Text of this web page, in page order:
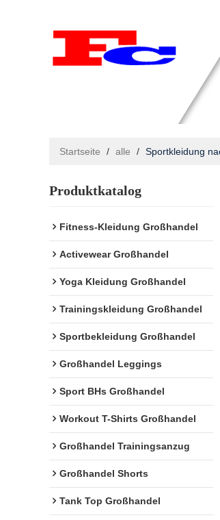
Startseite / alle / Sportkleidung
Produktkatalog
Fitness-Kleidung Großhandel
Activewear Großhandel
Yoga Kleidung Großhandel
Trainingskleidung Großhandel
Sportbekleidung Großhandel
Großhandel Leggings
Sport BHs Großhandel
Workout T-Shirts Großhandel
Großhandel Trainingsanzug
Großhandel Shorts
Tank Top Großhandel